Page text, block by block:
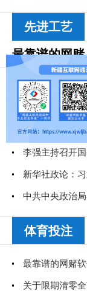
先进工艺
最靠谱的网赌
软件要闻
习近平对防汛
体育投注